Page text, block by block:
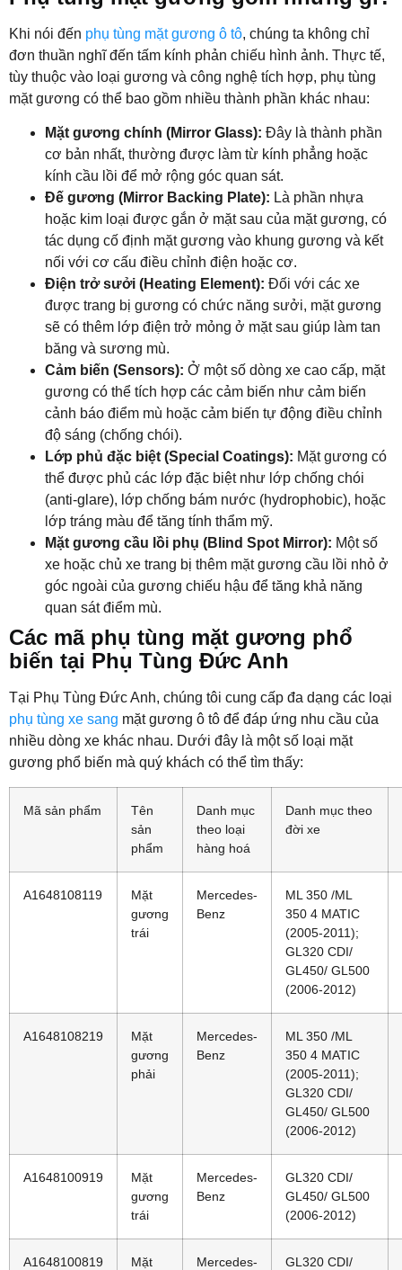
Khi nói đến phụ tùng mặt gương ô tô, chúng ta không chỉ
đơn thuần nghĩ đến tấm kính phản chiếu hình ảnh. Thực tế,
tùy thuộc vào loại gương và công nghệ tích hợp, phụ tùng
mặt gương có thể bao gồm nhiều thành phần khác nhau:
Mặt gương chính (Mirror Glass): Đây là thành phần
cơ bản nhất, thường được làm từ kính phẳng hoặc
kính cầu lồi để mở rộng góc quan sát.
Đế gương (Mirror Backing Plate): Là phần nhựa
hoặc kim loại được gắn ở mặt sau của mặt gương, có
tác dụng cố định mặt gương vào khung gương và kết
nối với cơ cấu điều chỉnh điện hoặc cơ.
Điện trở sưởi (Heating Element): Đối với các xe
được trang bị gương có chức năng sưởi, mặt gương
sẽ có thêm lớp điện trở mỏng ở mặt sau giúp làm tan
băng và sương mù.
Cảm biến (Sensors): Ở một số dòng xe cao cấp, mặt
gương có thể tích hợp các cảm biến như cảm biến
cảnh báo điểm mù hoặc cảm biến tự động điều chỉnh
độ sáng (chống chói).
Lớp phủ đặc biệt (Special Coatings): Mặt gương có
thể được phủ các lớp đặc biệt như lớp chống chói
(anti-glare), lớp chống bám nước (hydrophobic), hoặc
lớp tráng màu để tăng tính thẩm mỹ.
Mặt gương cầu lồi phụ (Blind Spot Mirror): Một số
xe hoặc chủ xe trang bị thêm mặt gương cầu lồi nhỏ ở
góc ngoài của gương chiếu hậu để tăng khả năng
quan sát điểm mù.
Các mã phụ tùng mặt gương phổ
biến tại Phụ Tùng Đức Anh
Tại Phụ Tùng Đức Anh, chúng tôi cung cấp đa dạng các loại
phụ tùng xe sang mặt gương ô tô để đáp ứng nhu cầu của
nhiều dòng xe khác nhau. Dưới đây là một số loại mặt
gương phổ biến mà quý khách có thể tìm thấy:
Mã sản phẩm
Tên
sản
phẩm
Danh mục
theo loại
hàng hoá
Danh mục theo
đời xe
A1648108119
Mặt
gương
trái
Mercedes-
Benz
ML 350 /ML
350 4 MATIC
(2005-2011);
GL320 CDI/
GL450/ GL500
(2006-2012)
A1648108219
Mặt
gương
phải
Mercedes-
Benz
ML 350 /ML
350 4 MATIC
(2005-2011);
GL320 CDI/
GL450/ GL500
(2006-2012)
A1648100919
Mặt
gương
trái
Mercedes-
Benz
GL320 CDI/
GL450/ GL500
(2006-2012)
A1648100819
Mặt
Mercedes-
GL320 CDI/